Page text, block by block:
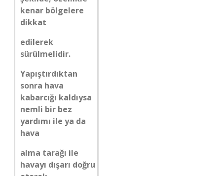
kenar bölgelere
dikkat
edilerek
sürülmelidir.
Yapıştırdıktan
sonra hava
kabarcığı kaldıysa
nemli bir bez
yardımı ile ya da
hava
alma tarağı ile
havayı dışarı doğru